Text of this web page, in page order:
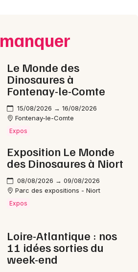
de la Loire
Le Monde des
Dinosaures à
Fontenay-le-Comte
15/08/2026 → 16/08/2026
Fontenay-le-Comte
Expos
Exposition Le Monde
des Dinosaures à Niort
08/08/2026 → 09/08/2026
Parc des expositions - Niort
Expos
Loire-Atlantique : nos
11 idées sorties du
week-end